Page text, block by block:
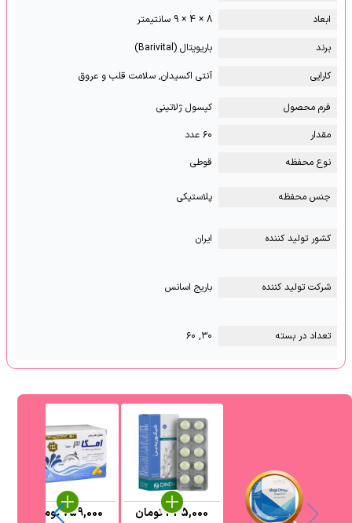
ابعاد
8 × 4 × 9 سانتیمتر
برند
باریویتال (Barivital)
کارایی
آنتی اکسیدان, سلامت قلب و عروق
فرم محصول
کپسول ژلاتینی
مقدار
۶۰ عدد
نوع محفظه
قوطی
جنس محفظه پلاستیکی
کشور تولید کننده ایران
شرکت تولید کننده باریج اسانس
تعداد در بسته ۳۰, ۶۰
335,000تومان 759,000تومان